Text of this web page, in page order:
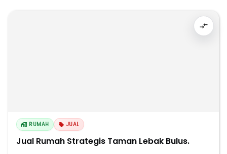
RUMAH JUAL
Jual Rumah Strategis Taman Lebak Bulus.